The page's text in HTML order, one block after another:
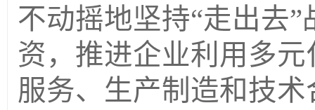
不动摇地坚持“走出去”
资，推进企业利用多
服务、生产制造和技